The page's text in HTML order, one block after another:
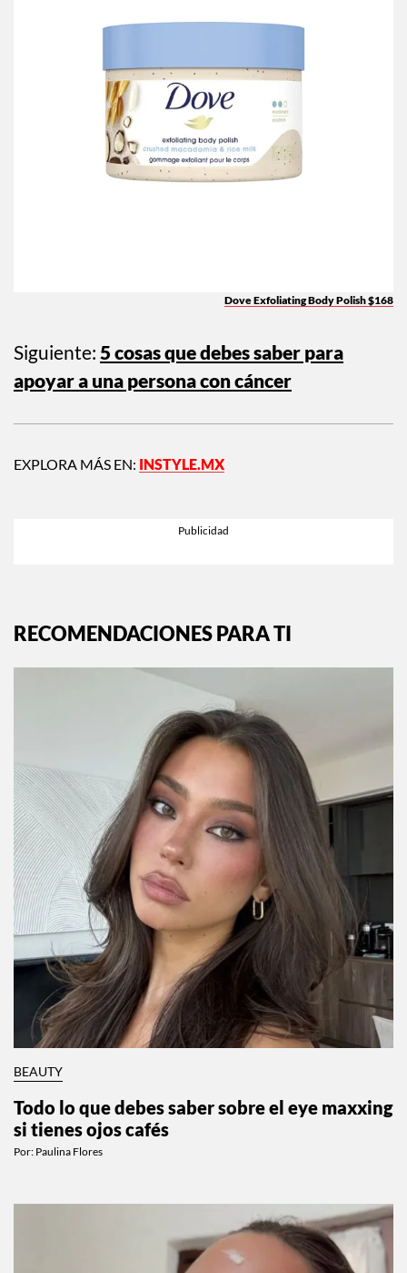
Dove Exfoliating Body Polish $168
Siguiente: 5 cosas que debes saber para
apoyar a una persona con cáncer
EXPLORA MÁS EN: INSTYLE.MX
RECOMENDACIONES PARA TI
BEAUTY
Todo lo que debes saber sobre el eye maxxing
si tienes ojos cafés
Por: Paulina Flores